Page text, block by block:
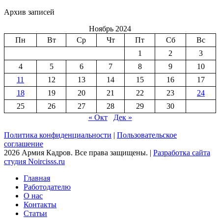
Архив записей
Ноябрь 2024
Пн
Вт Ср Чт Пт Сб
Вс
1
2
3
4
5 6 7 8 9
10
11
12 13 14 15 16
17
18
19 20 21 22 23
24
25
26 27 28 29
30
« Окт
Дек »
Политика конфиденциальности | Пользовательское
соглашение
2026 Армия Кадров. Все права защищены. | Разработка сайта
студия Noircisss.ru
Главная
Работодателю
О нас
Контакты
Статьи